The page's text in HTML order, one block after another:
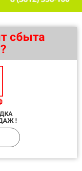
сбыта
!